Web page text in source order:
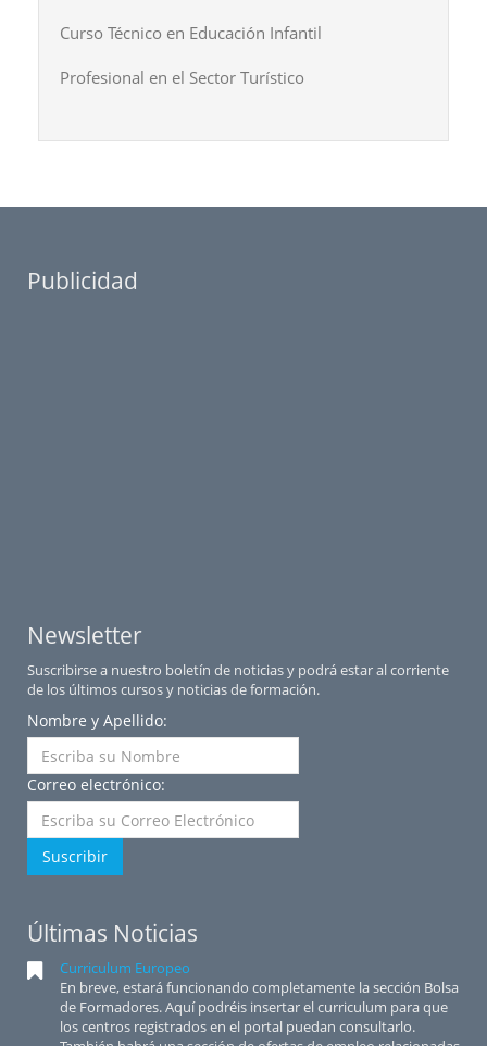
Curso Técnico en Educación Infantil
Profesional en el Sector Turístico
Publicidad
Newsletter
Suscribirse a nuestro boletín de noticias y podrá estar al corriente
de los últimos cursos y noticias de formación.
Nombre y Apellido:
Correo electrónico:
Suscribir
Últimas Noticias
Curriculum Europeo
En breve, estará funcionando completamente la sección Bolsa
de Formadores. Aquí podréis insertar el curriculum para que
los centros registrados en el portal puedan consultarlo.